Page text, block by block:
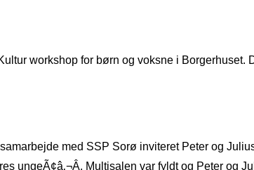
workshop for børn og voksne i
med SSP Sorø inviteret Peter og
ungeÃ¢â‚¬Â. Multisalen var fyldt og Peter og